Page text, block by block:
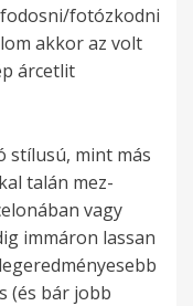
fotózkodni
akkor az volt
árcetlit
stílusú, mint más
talán mez-
vagy
immáron lassan
(és bár jobb